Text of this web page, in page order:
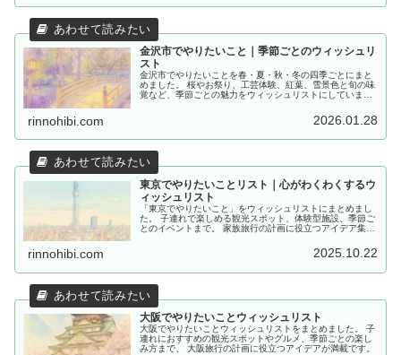
金沢市でやりたいこと｜季節ごとのウィッシュリ
スト
金沢市でやりたいことを春・夏・秋・冬の四季ごとにまと
めました。 桜やお祭り、工芸体験、紅葉、雪景色と旬の味
覚など、季節ごとの魅力をウィッシュリストにしていま
rinnohibi.com 2026.01.28
東京でやりたいことリスト｜心がわくわくするウ
ィッシュリスト
「東京でやりたいこと」をウィッシュリストにまとめまし
た。 子連れで楽しめる観光スポット、体験型施設、季節ご
とのイベントまで。 家族旅行の計画に役立つアイデア集で
rinnohibi.com 2025.10.22
大阪でやりたいことウィッシュリスト
大阪でやりたいことウィッシュリストをまとめました。 子
連れにおすすめの観光スポットやグルメ、季節ごとの楽し
み方まで、 大阪旅行の計画に役立つアイデアが満載です。